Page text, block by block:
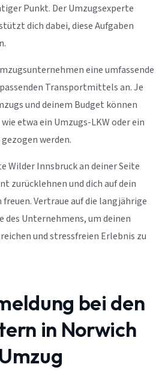
Punkt. Der Umzugsexperte
dich dabei, diese Aufgaben
eine umfassende
Transportmittels an. Je
und deinem Budget können
etwa ein Umzugs-LKW oder ein
werden.
Wilder Innsbruck an deiner Seite
zurücklehnen und dich auf dein
freuen. Vertraue auf die langjährige
des Unternehmens, um deinen
und stressfreien Erlebnis zu
bei den
in Norwich